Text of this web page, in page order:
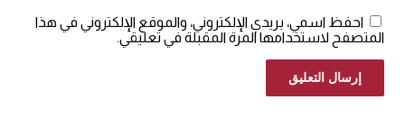
احفظ اسمي، بريدي الإلكتروني، والموقع الإلكتروني في هذا
المتصفح لاستخدامها المرة المقبلة في تعليقي.